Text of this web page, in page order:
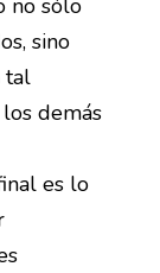
no sólo
sino
tal
demás
es lo